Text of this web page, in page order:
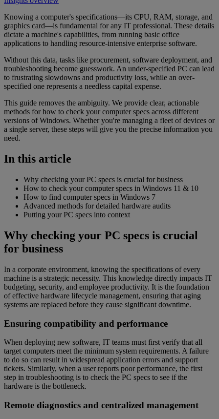
Knowing a computer's specifications—its CPU, RAM, storage, and
graphics card—is fundamental for any IT professional. These details
dictate a machine's capabilities, from running basic office
applications to handling resource-intensive enterprise software.
Without this data, tasks like procurement, software deployment, and
troubleshooting become guesswork. An under-specified PC can lead
to frustrating slowdowns and productivity loss, while an over-
specified one represents a needless capital expense.
This guide removes the ambiguity. We provide clear, actionable
methods for how to check your computer specs across different
versions of Windows. Whether you're managing a fleet of devices or
a single server, these steps will give you the precise information you
need.
In this article
Why checking your PC specs is crucial for business
How to check your computer specs in Windows 11 & 10
How to find computer specs in Windows 7
Advanced methods for detailed hardware audits
Putting your PC specs into context
Why checking your PC specs is crucial
for business
In a corporate environment, knowing the specifications of every
machine is a strategic necessity. This knowledge directly impacts IT
budgeting, security, and employee productivity. It is the foundation
of effective hardware lifecycle management, ensuring that aging
systems are replaced before they cause significant downtime.
Ensuring compatibility and performance
When deploying new software, IT teams must first verify that all
target computers meet the minimum system requirements. A failure
to do so can result in widespread application errors and support
tickets. Similarly, when a user reports poor performance, the first
step in troubleshooting is to check the PC specs to see if the
hardware is the bottleneck.
Remote diagnostics and centralized management